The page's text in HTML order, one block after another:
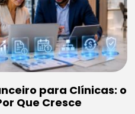
para Clínicas: o
Que Cresce